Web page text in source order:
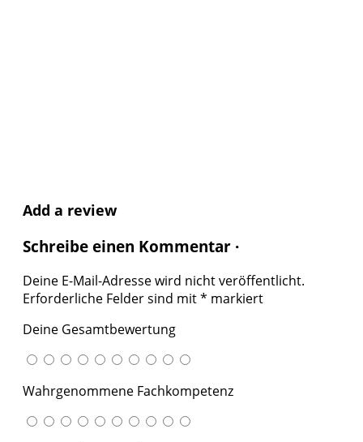
Add a review
Schreibe einen Kommentar ·
Deine E-Mail-Adresse wird nicht veröffentlicht.
Erforderliche Felder sind mit* markiert
Deine Gesamtbewertung
Wahrgenommene Fachkompetenz